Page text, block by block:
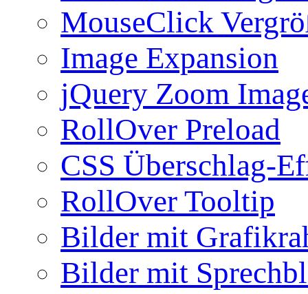
MouseClick
Image Expansion
jQuery Zoom
RollOver Preload
CSS Überschlag-
RollOver Tooltip
Bilder mit
Bilder mit